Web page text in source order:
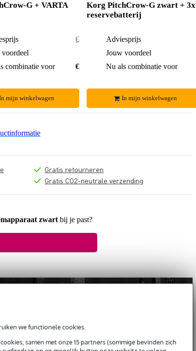
we functionele cookies.
samen met onze 15 partners (sommige bevinden zich
G + VARTA
€ 19,83
combinatie voor
€ 19,40
mijn winkelwagen
Korg PitchCrow-G zwart + 3x
reservebatterij
Adviesprijs
Jouw voordeel
Nu als combinatie voor
In mijn winkelwagen
Gratis retourneren
Gratis CO2-neutrale verzending
zwart bij je past?